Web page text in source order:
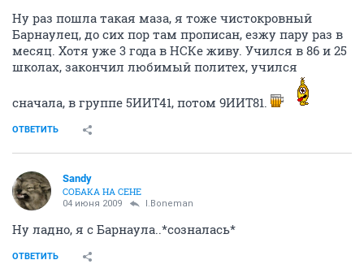
Ну раз пошла такая маза, я тоже чистокровный
Барнаулец, до сих пор там прописан, езжу пару раз в
месяц. Хотя уже 3 года в НСКе живу. Учился в 86 и 25
школах, закончил любимый политех, учился
сначала, в группе 5ИИТ41, потом 9ИИТ81.
ОТВЕТИТЬ
Sandy
СОБАКА НА СЕНЕ
04 июня 2009 I.Boneman
Ну ладно, я с Барнаула..*созналась*
ОТВЕТИТЬ